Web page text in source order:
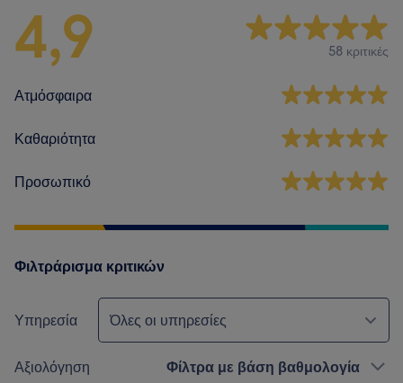
4,9 58 κριτικές
Ατμόσφαιρα
Καθαριότητα
Προσωπικό
Φιλτράρισμα κριτικών
Υπηρεσία Όλες οι υπηρεσίες
Αξιολόγηση Φίλτρα με βάση βαθμολογία